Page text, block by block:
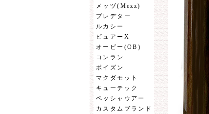
メッヅ(Mezz)
プレデター
ルカシー
ピュアーX
オービー(OB)
コンラン
ポイズン
マクダモット
キューテック
ペッシャウアー
カスタムブランド